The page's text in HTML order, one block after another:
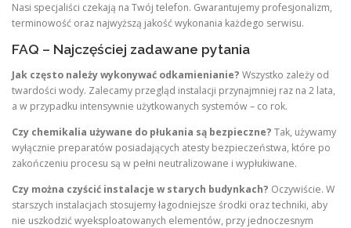
Nasi specjaliści czekają na Twój telefon. Gwarantujemy profesjonalizm,
terminowość oraz najwyższą jakość wykonania każdego serwisu.
FAQ – Najczęściej zadawane pytania
Jak często należy wykonywać odkamienianie? Wszystko zależy od
twardości wody. Zalecamy przegląd instalacji przynajmniej raz na 2 lata,
a w przypadku intensywnie użytkowanych systemów – co rok.
Czy chemikalia używane do płukania są bezpieczne? Tak, używamy
wyłącznie preparatów posiadających atesty bezpieczeństwa, które po
zakończeniu procesu są w pełni neutralizowane i wypłukiwane.
Czy można czyścić instalacje w starych budynkach? Oczywiście. W
starszych instalacjach stosujemy łagodniejsze środki oraz techniki, aby
nie uszkodzić wyeksploatowanych elementów, przy jednoczesnym